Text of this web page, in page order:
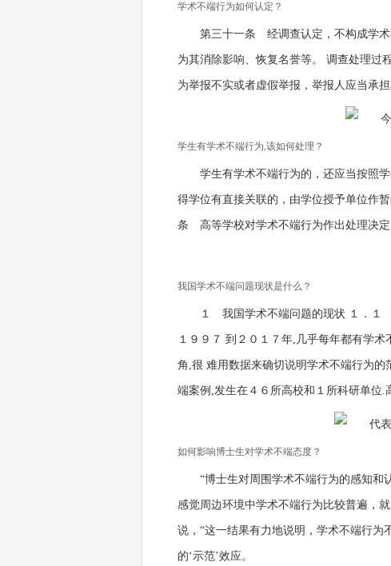
学术不端行为如何认定？
第三十一条 经调查认定，不构成学
为其消除影响、恢复名誉等。 调查处理过
为举报不实或者虚假举报，举报人应当承担
学生有学术不端行为,该如何处理？
学生有学术不端行为的，还应当按照
得学位有直接关联的，由学位授予单位作
条 高等学校对学术不端行为作出处理决定
我国学术不端问题现状是什么？
１ 我国学术不端问题的现状 １．１
１９９７ 到２０１７年,几乎每年都有学
角,很 难用数据来确切说明学术不端行为
端案例,发生在４６所高校和１所科研单位
如何影响博士生对学术不端态度？
“博士生对周围学术不端行为的感知和
感觉周边环境中学术不端行为比较普遍，
说，“这一结果有力地说明，学术不端行
的‘示范’效应。